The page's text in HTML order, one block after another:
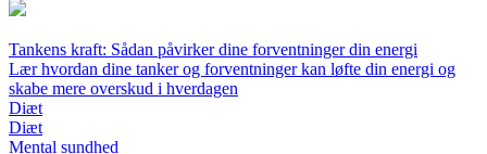
Tankens kraft: Sådan påvirker dine forventninger din energi
Lær hvordan dine tanker og forventninger kan løfte din energi og
skabe mere overskud i hverdagen
Diæt
Diæt
Mental sundhed